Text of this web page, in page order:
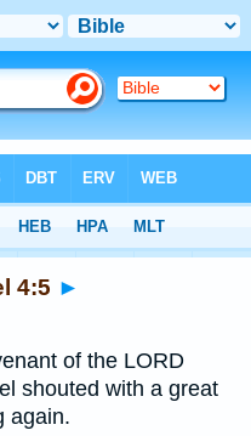
4:5 ►
of the LORD
shouted with a great
again.